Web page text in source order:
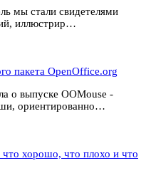
мы стали свидетелями
иллюстрир…
пакета OpenOffice.org
о выпуске OOMouse -
ориентированно…
хорошо, что плохо и что